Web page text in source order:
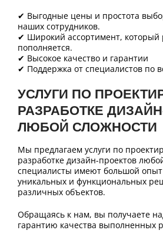
✔ Выгодные цены и простота
наших сотрудников.
✔ Широкий ассортимент, который
пополняется.
✔ Высокое качество и гарантии
✔ Поддержка от специалистов по
УСЛУГИ ПО
РАЗРАБОТКЕ
ЛЮБОЙ СЛОЖНОСТИ
Мы предлагаем услуги по
разработке дизайн-проектов
специалисты имеют большой опыт
уникальных и функциональных
различных объектов.
Обращаясь к нам, вы получаете
гарантию качества выполненных